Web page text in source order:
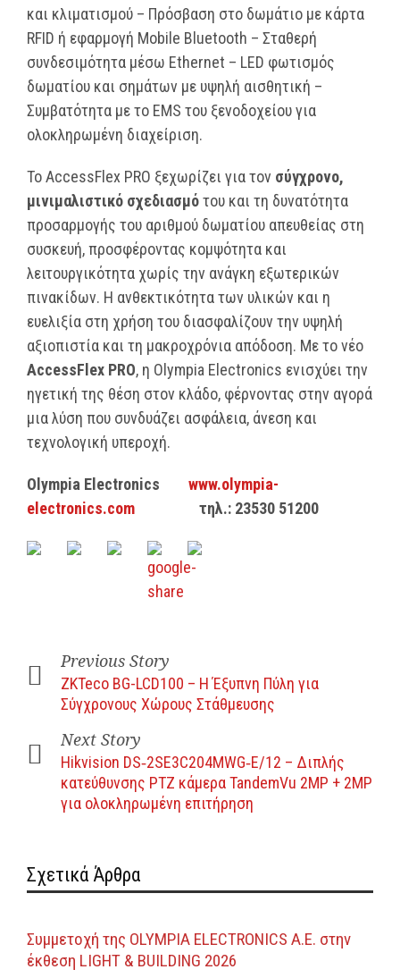
και κλιματισμού – Πρόσβαση στο δωμάτιο με κάρτα
RFID ή εφαρμογή Mobile Bluetooth – Σταθερή
συνδεσιμότητα μέσω Ethernet – LED φωτισμός
δωματίου και σημάτων με υψηλή αισθητική –
Συμβατότητα με το EMS του ξενοδοχείου για
ολοκληρωμένη διαχείριση.
Το AccessFlex PRO ξεχωρίζει για τον σύγχρονο,
μινιμαλιστικό σχεδιασμότου και τη δυνατότητα
προσαρμογής του αριθμού δωματίου απευθείας στη
συσκευή, προσφέροντας κομψότητα και
λειτουργικότητα χωρίς την ανάγκη εξωτερικών
πινακίδων. Η ανθεκτικότητα των υλικών και η
ευελιξία στη χρήση του διασφαλίζουν την υψηλή
αξιοπιστία και τη μακροχρόνια απόδοση. Με το νέο
AccessFlex PRO, η Olympia Electronics ενισχύει την
ηγετική της θέση στον κλάδο, φέρνοντας στην αγορά
μια λύση που συνδυάζει ασφάλεια, άνεση και
τεχνολογική υπεροχή.
Olympia Electronics www.olympia-
electronics.com τηλ.: 23530 51200
Previous Story
ZKTeco BG-LCD100 – Η Έξυπνη Πύλη για
Σύγχρονους Χώρους Στάθμευσης
Next Story
Hikvision DS‑2SE3C204MWG‑E/12 – Διπλής
κατεύθυνσης PTZ κάμερα TandemVu 2MP + 2MP
για ολοκληρωμένη επιτήρηση
Σχετικά Άρθρα
Συμμετοχή της OLYMPIA ELECTRONICS A.E. στην
έκθεση LIGHT & BUILDING 2026